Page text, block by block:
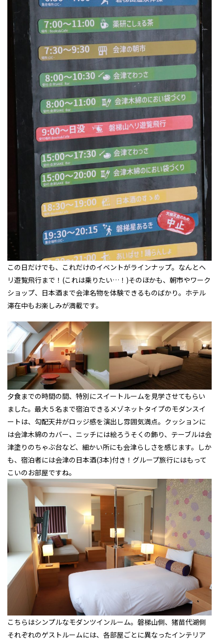
この日だけでも、これだけのイベントがラインナップ。なんとヘ
リ遊覧飛行まで！(これは乗りたい…！)そのほかも、朝市やワーク
ショップ、日本酒まで会津名物を体験できるものばかり。ホテル
滞在中もお楽しみが満載です。
夕食までの時間の間、特別にスイートルームを見学させてもらい
ました。最大５名まで宿泊できるメゾネットタイプのモダンスイ
ートは、勾配天井がロッジ感を演出し雰囲気満点。クッションに
は会津木綿のカバー、ニッチには絵ろうそくの飾り、テーブルは会
津塗りのちゃぶ台など、細かい所にも会津らしさを感じます。しか
も、宿泊者には会津の日本酒(3本)付き！グループ旅行にはもって
こいのお部屋ですね。
こちらはシンプルなモダンツインルーム。磐梯山側、猪苗代湖側
それぞれのゲストルームには、各部屋ごとに異なったインテリア